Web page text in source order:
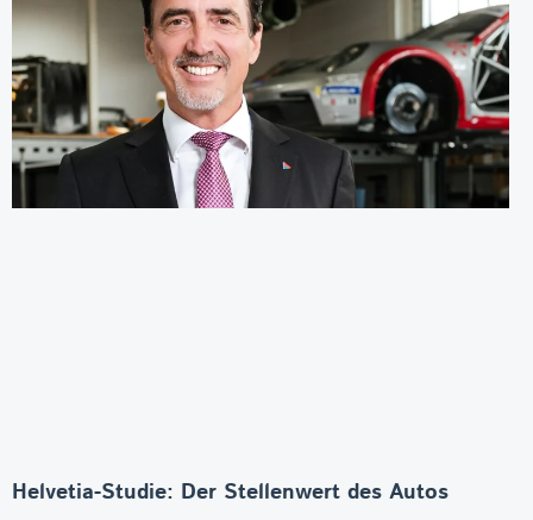
Helvetia-Studie: Der Stellenwert des Autos